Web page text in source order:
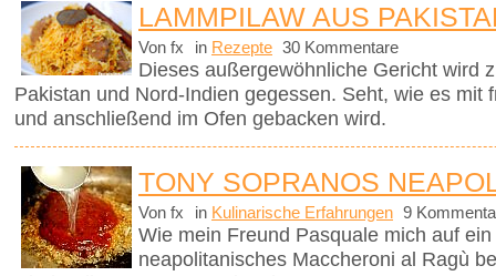
LAMMPILAW AUS
Von fx in Rezepte 30 Kommentare
Dieses außergewöhnliche Gericht wird
Pakistan und Nord-Indien gegessen. Seht, wie es mit
und anschließend im Ofen gebacken wird.
TONY SOPRANOS
Von fx in Kulinarische Erfahrungen 9
Wie mein Freund Pasquale mich auf
neapolitanisches Maccheroni al Ragù